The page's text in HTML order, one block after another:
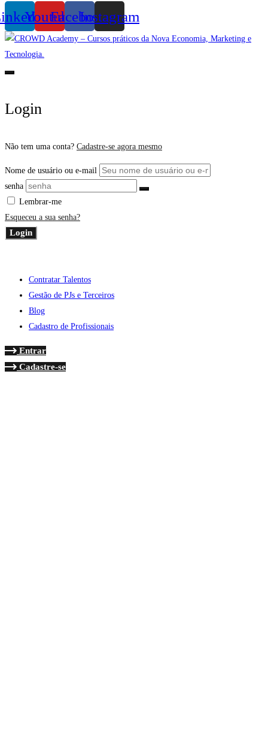
YoutubeFacebookInstagram
Login
Não tem uma conta? Cadastre-se agora mesmo
Nome de usuário ou e-mail
senha
Lembrar-me
Esqueceu a sua senha?
Login
Contratar Talentos
Gestão de PJs e Terceiros
Blog
Cadastro de Profissionais
Entrar
Cadastre-se